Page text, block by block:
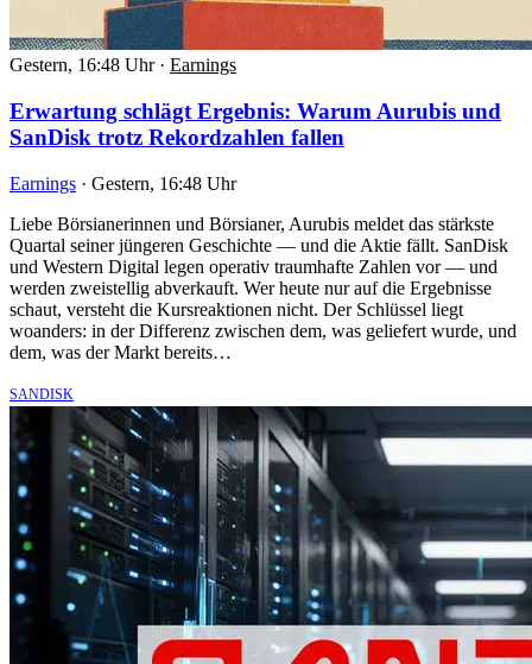
Gestern, 16:48 Uhr · Earnings
Erwartung schlägt Ergebnis: Warum Aurubis und
SanDisk trotz Rekordzahlen fallen
Earnings · Gestern, 16:48 Uhr
Liebe Börsianerinnen und Börsianer, Aurubis meldet das stärkste
Quartal seiner jüngeren Geschichte — und die Aktie fällt. SanDisk
und Western Digital legen operativ traumhafte Zahlen vor — und
werden zweistellig abverkauft. Wer heute nur auf die Ergebnisse
schaut, versteht die Kursreaktionen nicht. Der Schlüssel liegt
woanders: in der Differenz zwischen dem, was geliefert wurde, und
dem, was der Markt bereits…
SANDISK